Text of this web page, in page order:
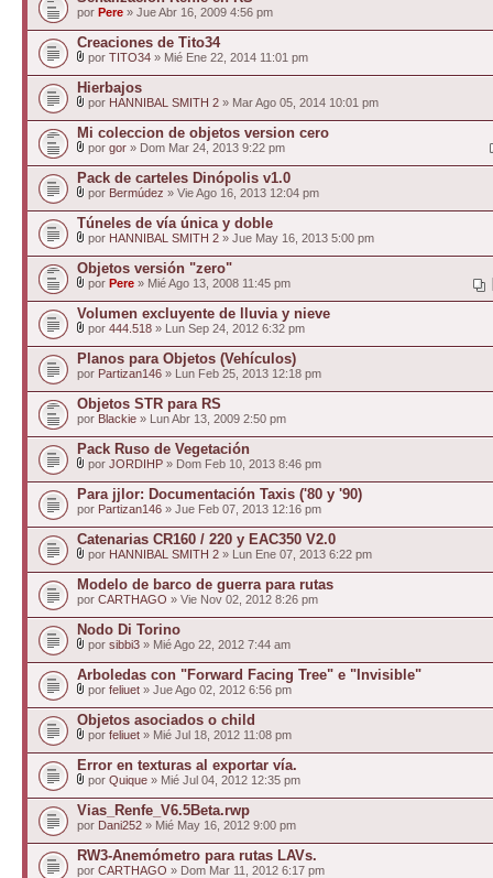
por Pere » Jue Abr 16, 2009 4:56 pm
Creaciones de Tito34
por TITO34 » Mié Ene 22, 2014 11:01 pm
Hierbajos
por HANNIBAL SMITH 2 » Mar Ago 05, 2014 10:01 pm
Mi coleccion de objetos version cero
por gor » Dom Mar 24, 2013 9:22 pm
Pack de carteles Dinópolis v1.0
por Bermúdez » Vie Ago 16, 2013 12:04 pm
Túneles de vía única y doble
por HANNIBAL SMITH 2 » Jue May 16, 2013 5:00 pm
Objetos versión "zero"
por Pere » Mié Ago 13, 2008 11:45 pm
Volumen excluyente de lluvia y nieve
por 444.518 » Lun Sep 24, 2012 6:32 pm
Planos para Objetos (Vehículos)
por Partizan146 » Lun Feb 25, 2013 12:18 pm
Objetos STR para RS
por Blackie » Lun Abr 13, 2009 2:50 pm
Pack Ruso de Vegetación
por JORDIHP » Dom Feb 10, 2013 8:46 pm
Para jjlor: Documentación Taxis ('80 y '90)
por Partizan146 » Jue Feb 07, 2013 12:16 pm
Catenarias CR160 / 220 y EAC350 V2.0
por HANNIBAL SMITH 2 » Lun Ene 07, 2013 6:22 pm
Modelo de barco de guerra para rutas
por CARTHAGO » Vie Nov 02, 2012 8:26 pm
Nodo Di Torino
por sibbi3 » Mié Ago 22, 2012 7:44 am
Arboledas con "Forward Facing Tree" e "Invisible"
por feliuet » Jue Ago 02, 2012 6:56 pm
Objetos asociados o child
por feliuet » Mié Jul 18, 2012 11:08 pm
Error en texturas al exportar vía.
por Quique » Mié Jul 04, 2012 12:35 pm
Vias_Renfe_V6.5Beta.rwp
por Dani252 » Mié May 16, 2012 9:00 pm
RW3-Anemómetro para rutas LAVs.
por CARTHAGO » Dom Mar 11, 2012 6:17 pm